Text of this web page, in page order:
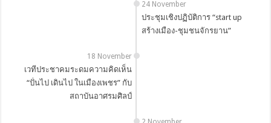
24 November
ประชุมเชิงปฏิบัติการ “start up
สร้างเมือง-ชุมชนจักรยาน”
18 November
เวทีประชาคมระดมความคิดเห็น
“ปั่นไป เดินไป ในเมืองเพชร” กับ
สถาบันอาศรมศิลป์